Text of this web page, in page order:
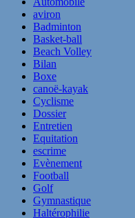
aviron
Badminton
Basket-ball
Beach Volley
Bilan
Boxe
canoë-kayak
Cyclisme
Dossier
Entretien
Equitation
escrime
Evènement
Football
Golf
Gymnastique
Haltérophilie